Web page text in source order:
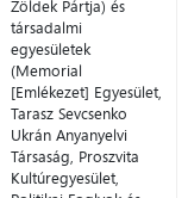
Zöldek Pártja) és
társadalmi
egyesületek
(Memorial
[Emlékezet] Egyesület,
Tarasz Sevcsenko
Ukrán Anyanyelvi
Társaság, Proszvita
Kultúregyesület,